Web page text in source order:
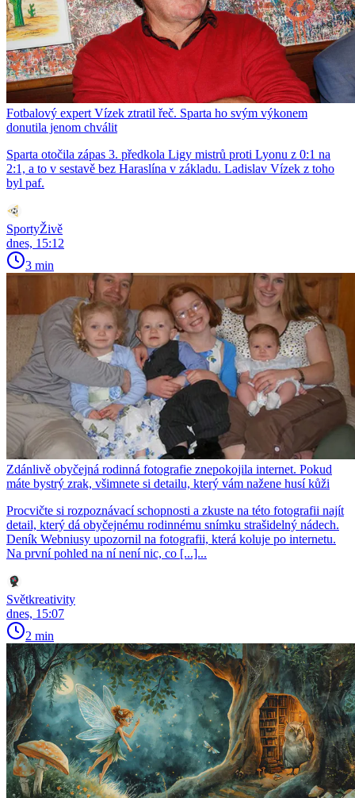
Fotbalový expert Vízek ztratil řeč. Sparta ho svým výkonem
donutila jenom chválit
Sparta otočila zápas 3. předkola Ligy mistrů proti Lyonu z 0:1 na
2:1, a to v sestavě bez Haraslína v základu. Ladislav Vízek z toho
byl paf.
SportyŽivě
dnes, 15:12
3 min
Zdánlivě obyčejná rodinná fotografie znepokojila internet. Pokud
máte bystrý zrak, všimnete si detailu, který vám nažene husí kůži
Procvičte si rozpoznávací schopnosti a zkuste na této fotografii najít
detail, který dá obyčejnému rodinnému snímku strašidelný nádech.
Deník Webniusy upozornil na fotografii, která koluje po internetu.
Na první pohled na ní není nic, co [...]...
Světkreativity
dnes, 15:07
2 min